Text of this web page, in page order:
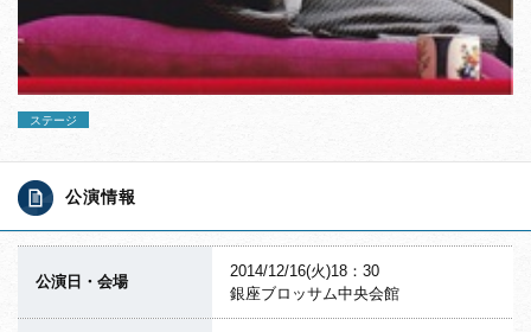
ステージ
公演情報
公演日・会場
2014/12/16(火)18：30
銀座ブロッサム中央会館